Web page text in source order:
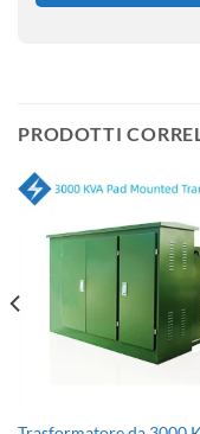
PRODOTTI